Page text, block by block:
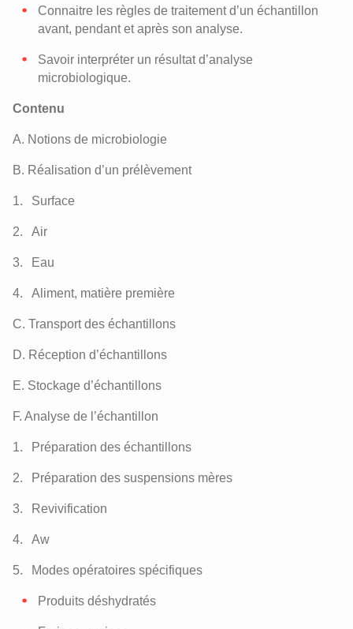
Connaitre les règles de traitement d’un échantillon
avant, pendant et après son analyse.
Savoir interpréter un résultat d’analyse
microbiologique.
Contenu
A. Notions de microbiologie
B. Réalisation d’un prélèvement
Surface
Air
Eau
Aliment, matière première
C. Transport des échantillons
D. Réception d’échantillons
E. Stockage d’échantillons
F. Analyse de l’échantillon
Préparation des échantillons
Préparation des suspensions mères
Revivification
Aw
Modes opératoires spécifiques
Produits déshydratés